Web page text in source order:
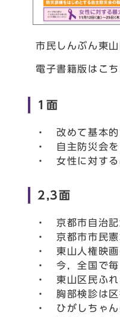
市民しんぶん東
電子書籍版はこ
1面
・ 改めて基本的
・ 自主防災会を
・ 女性に対する
2,3面
・ 京都市自治記
・ 京都市市民憲
・ 東山人権映画
・ 今，全国で
・ 東山区民ふれ
・ 胸部検診は区
・ ひがしちゃ